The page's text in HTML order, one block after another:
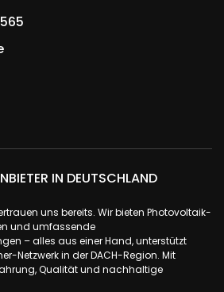
IN DEUTSCHLAND
uns bereits. Wir bieten Photovoltaik-
und umfassende
– alles aus einer Hand, unterstützt
Netzwerk in der DACH-Region. Mit
Qualität und nachhaltige